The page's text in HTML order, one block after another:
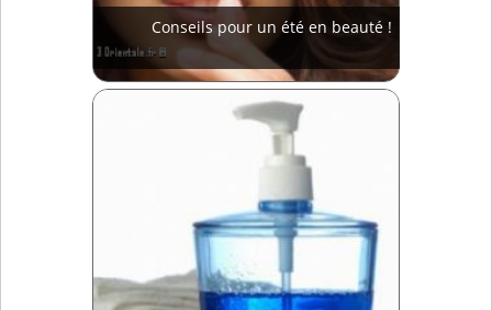
Conseils pour un été en beauté !